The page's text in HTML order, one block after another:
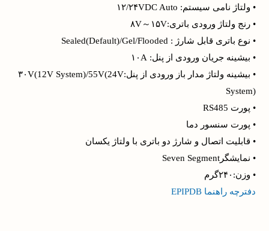
• ولتاژ نامی سیستم: ۱۲/۲۴VDC Auto
• رنج ولتاژ ورودی باتری:۸V～۱۵V
• نوع باتری قابل شارژ : Sealed(Default)/Gel/Flooded
• بیشینه جریان ورودی از پنل: ۱۰A
• بیشینه ولتاژ مدار باز ورودی از پنل:۳۰V(12V System)/55V(24V
System)
• پورت RS485
• پورت سنسور دما
• قابلیت اتصال و شارژ دو باتری با ولتاژ یکسان
• نمایشگرSeven Segment
• وزن:۲۴۰گرم
دفترچه راهنما EPIPDB